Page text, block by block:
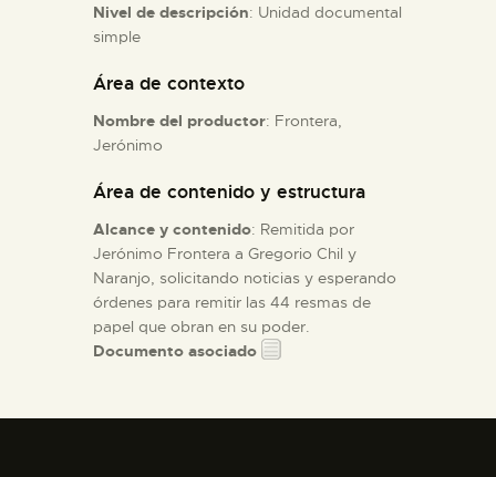
ESPAÑOL
Nivel de descripción: Unidad documental
simple
Área de contexto
Nombre del productor: Frontera,
Jerónimo
Área de contenido y estructura
Alcance y contenido: Remitida por
Jerónimo Frontera a Gregorio Chil y
Naranjo, solicitando noticias y esperando
órdenes para remitir las 44 resmas de
papel que obran en su poder.
Documento asociado